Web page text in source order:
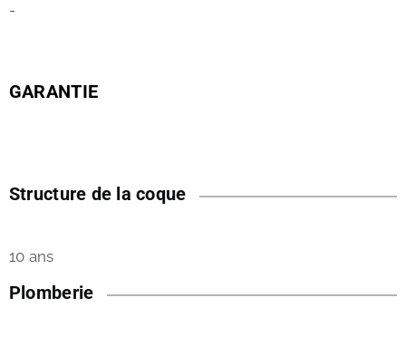
-
GARANTIE
Structure de la coque
10 ans
Plomberie